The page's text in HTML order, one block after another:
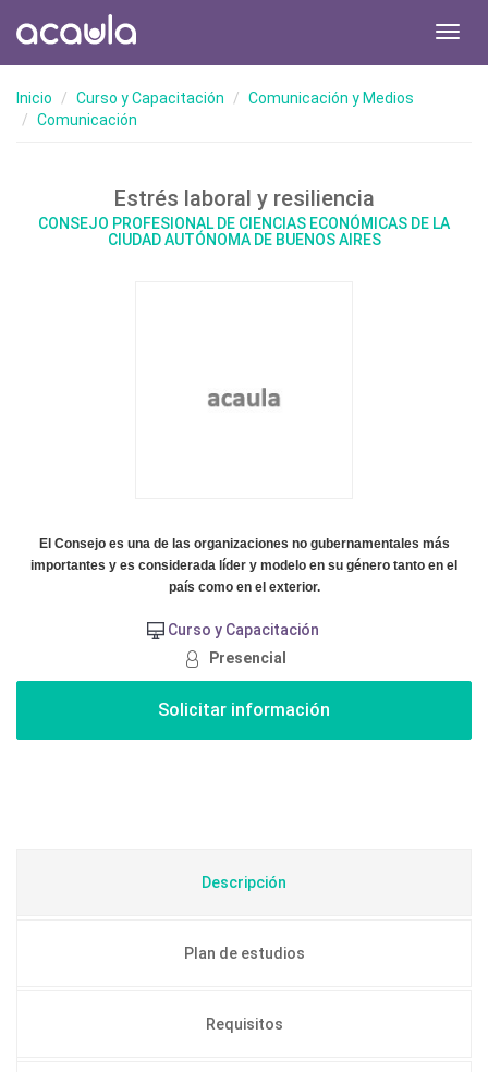
Inicio Curso y Capacitación
Comunicación y Medios
Comunicación
Estrés laboral y resiliencia
CONSEJO PROFESIONAL DE CIENCIAS ECONÓMICAS DE LA
CIUDAD AUTÓNOMA DE BUENOS AIRES
El Consejo es una de las organizaciones no gubernamentales más
importantes y es considerada líder y modelo en su género tanto en el
país como en el exterior.
Curso y Capacitación
Presencial
Descripción
Plan de estudios
Requisitos